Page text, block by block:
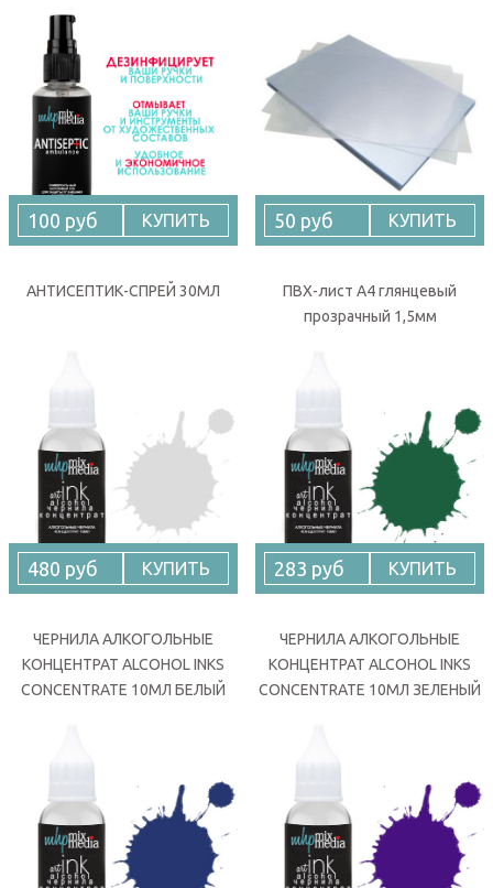
100 руб КУПИТЬ
АНТИСЕПТИК-СПРЕЙ 30МЛ
50 руб КУПИТЬ
ПВХ-лист А4 глянцевый
прозрачный 1,5мм
480 руб КУПИТЬ
ЧЕРНИЛА АЛКОГОЛЬНЫЕ
КОНЦЕНТРАТ ALCOHOL INKS
CONCENTRATE 10МЛ БЕЛЫЙ
283 руб КУПИТЬ
ЧЕРНИЛА АЛКОГОЛЬНЫЕ
КОНЦЕНТРАТ ALCOHOL INKS
CONCENTRATE 10МЛ ЗЕЛЕНЫЙ